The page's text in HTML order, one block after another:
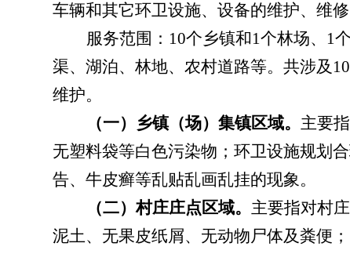
车辆和其它环卫设施、设备的维护、维
服务范围： 10个乡镇和1个林场、 1
渠、湖泊、林地、农村道路等。共涉及
维护。
（一）乡镇（场）集镇区域。 主要
无塑料袋等白色污染物；环卫设施规划
告、牛皮癣等乱贴乱画乱挂的现象。
（二）村庄庄点区域。 主要指对村
泥土、无果皮纸屑、无动物尸体及粪便